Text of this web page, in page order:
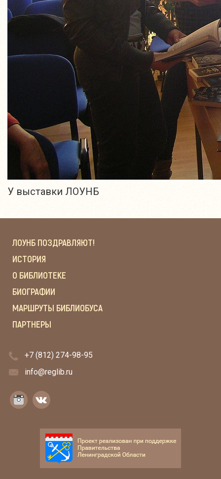
У выставки ЛОУНБ
ЛОУНБ ПОЗДРАВЛЯЮТ!
ИСТОРИЯ
О БИБЛИОТЕКЕ
БИОГРАФИИ
МАРШРУТЫ БИБЛИОБУСА
ПАРТНЕРЫ
+7 (812) 274-98-95
info@reglib.ru